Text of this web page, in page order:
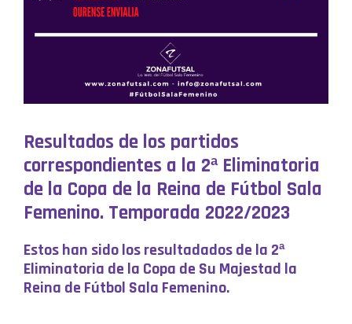
Resultados de los partidos
correspondientes a la 2ª Eliminatoria
de la Copa de la Reina de Fútbol Sala
Femenino. Temporada 2022/2023
Estos han sido los resultadados de la 2ª
Eliminatoria de la Copa de Su Majestad la
Reina de Fútbol Sala Femenino.